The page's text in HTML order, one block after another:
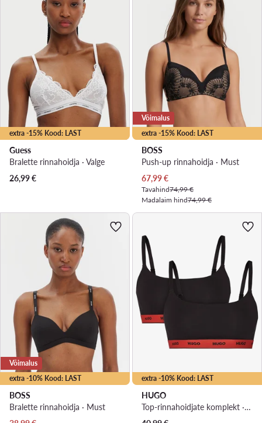
extra -15% Kood: LAST
Guess
Bralette rinnahoidja · Valge
26,99€
extra -15% Kood: LAST
Võimalus
BOSS
Push-up rinnahoidja · Must
Praegune hind
67,99€
Tavahind74,99 €
Madalaim hind74,99 €
extra -10% Kood: LAST
Võimalus
BOSS
Bralette rinnahoidja · Must
extra -10% Kood: LAST
HUGO
Top-rinnahoidjate komplekt · Must